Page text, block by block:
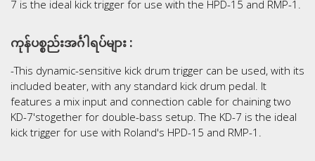
7 is the ideal kick trigger for use with the HPD-15 and RMP-1.
ကုန်ပစ္စည်းအင်္ဂါရပ်များ :
-This dynamic-sensitive kick drum trigger can be used, with its
included beater, with any standard kick drum pedal. It
features a mix input and connection cable for chaining two
KD-7'stogether for double-bass setup. The KD-7 is the ideal
kick trigger for use with Roland's HPD-15 and RMP-1.